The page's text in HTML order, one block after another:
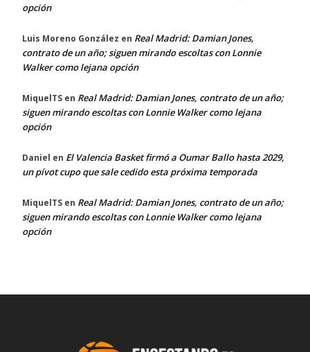
opción
Luis Moreno González en Real Madrid: Damian Jones,
contrato de un año; siguen mirando escoltas con Lonnie
Walker como lejana opción
MiquelTS en Real Madrid: Damian Jones, contrato de un año;
siguen mirando escoltas con Lonnie Walker como lejana
opción
Daniel en El Valencia Basket firmó a Oumar Ballo hasta 2029,
un pívot cupo que sale cedido esta próxima temporada
MiquelTS en Real Madrid: Damian Jones, contrato de un año;
siguen mirando escoltas con Lonnie Walker como lejana
opción